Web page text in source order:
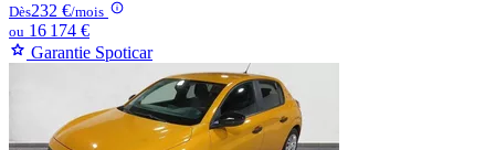
Dès232 €/mois
ou 16 174 €
Garantie Spoticar